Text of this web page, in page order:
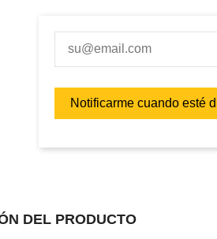
DEL PRODUCTO